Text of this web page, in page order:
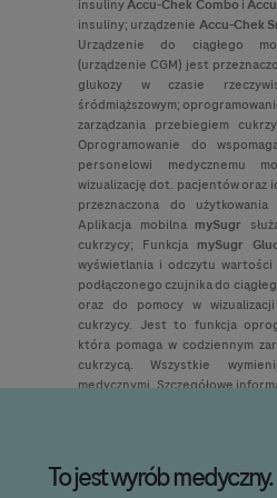
insulinyAccu-ChekCombo i
insuliny; urządzenie Accu-Chek
Urządzenie do ciągłego
(urządzenie CGM) jest
glukozy w czasie
śródmiąższowym;
zarządzania przebiegiem
Oprogramowanie do
personelowi medycznemu
wizualizację dot. pacjentów oraz
przeznaczona do
Aplikacja mobilna mySugr
cukrzycy; Funkcja mySugr
wyświetlania i odczytu
podłączonego czujnika do
oraz do pomocy w
cukrzycy. Jest to funkcja
która pomaga w codziennym
cukrzycą. Wszystkie
medycznymi. Szczegółowe
To jest wyrób